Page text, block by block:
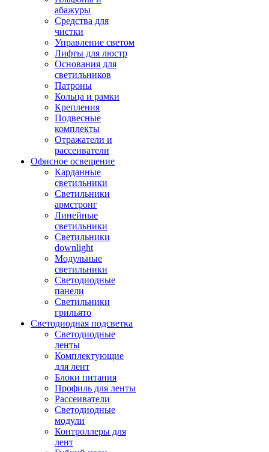
абажуры
Средства для
чистки
Управление светом
Лифты для люстр
Основания для
светильников
Патроны
Кольца и рамки
Крепления
Подвесные
комплекты
Отражатели и
рассеиватели
Офисное освещение
Карданные
светильники
Светильники
армстронг
Линейные
светильники
Светильники
downlight
Модульные
светильники
Светодиодные
панели
Светильники
грильято
Светодиодная подсветка
Светодиодные
ленты
Комплектующие
для лент
Блоки питания
Профиль для ленты
Рассеиватели
Светодиодные
модули
Контроллеры для
лент